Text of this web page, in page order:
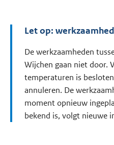
Let op:
De werkzaamheden
Wijchen gaan niet door.
temperaturen is
annuleren. De
moment opnieuw
bekend is, volgt nieuwe